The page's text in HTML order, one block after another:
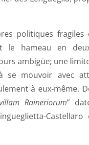
politiques
le hameau en
ambigüe; une
se mouvoir avec
à eux-même.
Raineriorum”
Castellaro